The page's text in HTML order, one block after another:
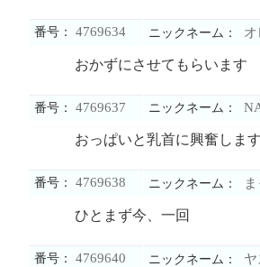
番号： 4769634 ニックネーム：
おかずにさせてもらいます
番号： 4769637 ニックネーム：
おっぱいと乳首に興奮しま
番号： 4769638 ニックネーム：
ひとまず今、一回
番号： 4769640 ニックネーム：